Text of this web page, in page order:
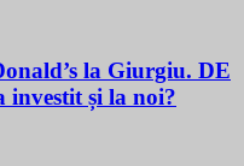
la Giurgiu. DE
investit și la noi?